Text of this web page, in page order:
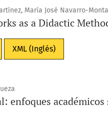
María José Navarro-
as a Didactic
XML (Inglés)
académicos